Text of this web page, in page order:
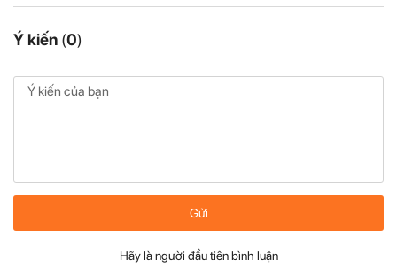
Ý kiến (0)
Gửi
Hãy là người đầu tiên bình luận